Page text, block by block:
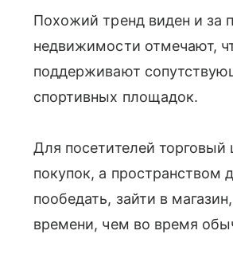
Похожий тренд виден и за
недвижимости отмечают,
поддерживают
спортивных площадок.
Для посетителей торговый
покупок, а пространством
пообедать, зайти в
времени, чем во время